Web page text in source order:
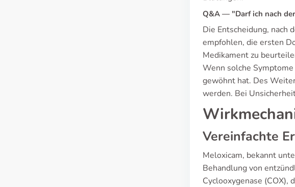
Q&A — "Darf ich nach
Die Entscheidung, nach
empfohlen, die ersten
Medikament zu
Wenn solche
gewöhnt hat. Des
werden. Bei
Vereinfachte
Meloxicam, bekannt
Behandlung von
Cyclooxygenase